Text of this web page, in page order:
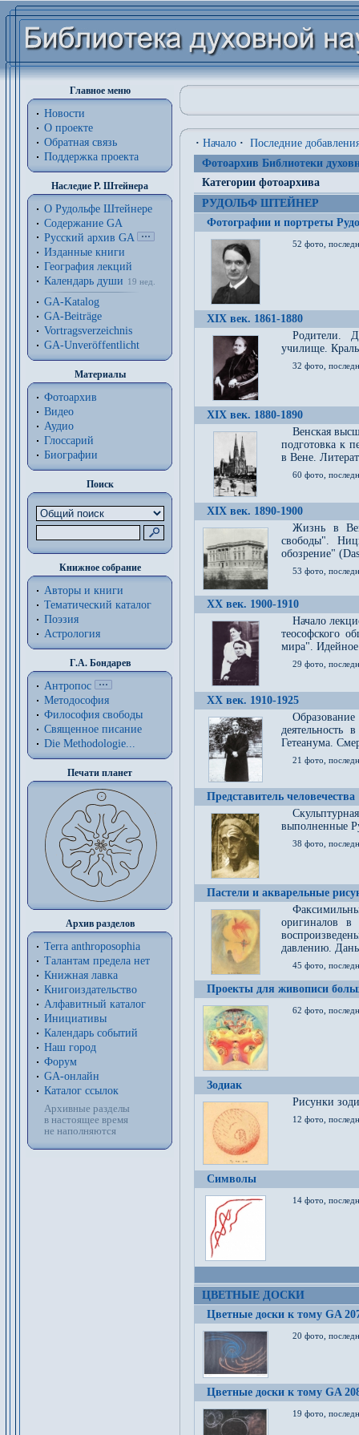
Главное меню
Новости
О проекте
Обратная связь
Поддержка проекта
Наследие Р. Штейнера
О Рудольфе Штейнере
Содержание GA
Русский архив GA
Изданные книги
География лекций
Календарь души
19 нед.
GA-Katalog
GA-Beiträge
Vortragsverzeichnis
GA-Unveröffentlicht
Материалы
Фотоархив
Видео
Аудио
Глоссарий
Биографии
Поиск
Книжное собрание
Авторы и книги
Тематический каталог
Поэзия
Астрология
Г.А. Бондарев
Антропос
Методософия
Философия cвободы
Священное писание
Die Methodologie...
Печати планет
Архив разделов
Terra anthroposophia
Талантам предела нет
Книжная лавка
Книгоиздательство
Алфавитный каталог
Инициативы
Календарь событий
Наш город
Форум
GA-онлайн
Каталог ссылок
Архивные разделы
в настоящее время
не наполняются
· Начало · Последние
Фотоархив Библиотеки
Категории фотоархива
РУДОЛЬФ ШТЕЙНЕР
Фотографии и портреты
52 фото,
XIX век. 1861-1880
Родители.
училище.
32 фото,
XIX век. 1880-1890
Венская
подготовка к
в Вене.
60 фото,
XIX век. 1890-1900
Жизнь в
свободы".
обозрение"
53 фото,
XX век. 1900-1910
Начало
теософского
мира". Идейное
29 фото,
XX век. 1910-1925
Образование
деятельность
Гетеанума.
21 фото,
Представитель человечества
выполненные
38 фото,
Пастели и акварельные
оригиналов
давлению.
45 фото,
Проекты для живописи
62 фото,
Зодиак
Рисунки
12 фото,
Символы
14 фото,
ЦВЕТНЫЕ ДОСКИ
Цветные доски к тому GA
20 фото,
Цветные доски к тому GA
19 фото,